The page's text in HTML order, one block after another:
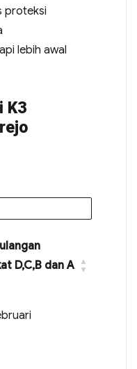
proteksi
lebih awal
K3
D,C,B dan A